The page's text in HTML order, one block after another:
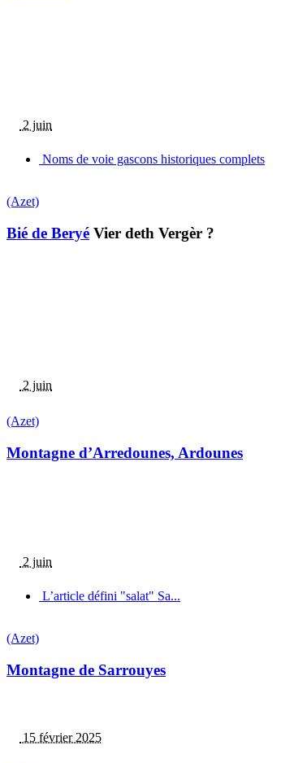
2 juin
Noms de voie gascons historiques complets
(Azet)
Bié de Beryé Vier deth Vergèr ?
2 juin
(Azet)
Montagne d’Arredounes, Ardounes
2 juin
L’article défini "salat" Sa...
(Azet)
Montagne de Sarrouyes
15 février 2025